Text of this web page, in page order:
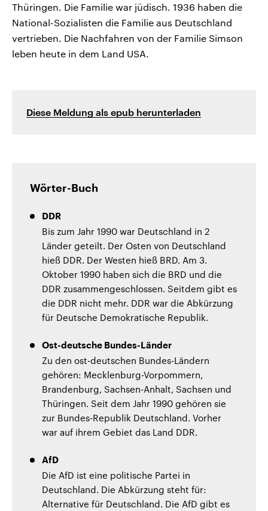
Thüringen. Die Familie war jüdisch. 1936 haben die
National-Sozialisten die Familie aus Deutschland
vertrieben. Die Nachfahren von der Familie Simson
leben heute in dem Land USA.
Diese Meldung als epub herunterladen
Wörter-Buch
DDR
Bis zum Jahr 1990 war Deutschland in 2
Länder geteilt. Der Osten von Deutschland
hieß DDR. Der Westen hieß BRD. Am 3.
Oktober 1990 haben sich die BRD und die
DDR zusammengeschlossen. Seitdem gibt es
die DDR nicht mehr. DDR war die Abkürzung
für Deutsche Demokratische Republik.
Ost-deutsche Bundes-Länder
Zu den ost-deutschen Bundes-Ländern
gehören: Mecklenburg-Vorpommern,
Brandenburg, Sachsen-Anhalt, Sachsen und
Thüringen. Seit dem Jahr 1990 gehören sie
zur Bundes-Republik Deutschland. Vorher
war auf ihrem Gebiet das Land DDR.
AfD
Die AfD ist eine politische Partei in
Deutschland. Die Abkürzung steht für:
Alternative für Deutschland. Die AfD gibt es